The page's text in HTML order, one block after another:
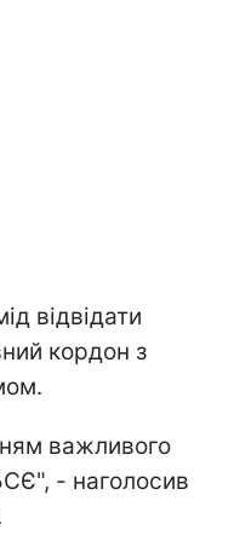
відвідати
кордон з
важливого
- наголосив